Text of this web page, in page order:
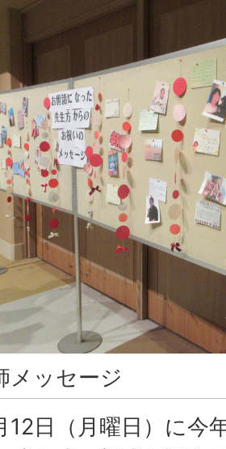
ッセージ
日（月曜日）に今